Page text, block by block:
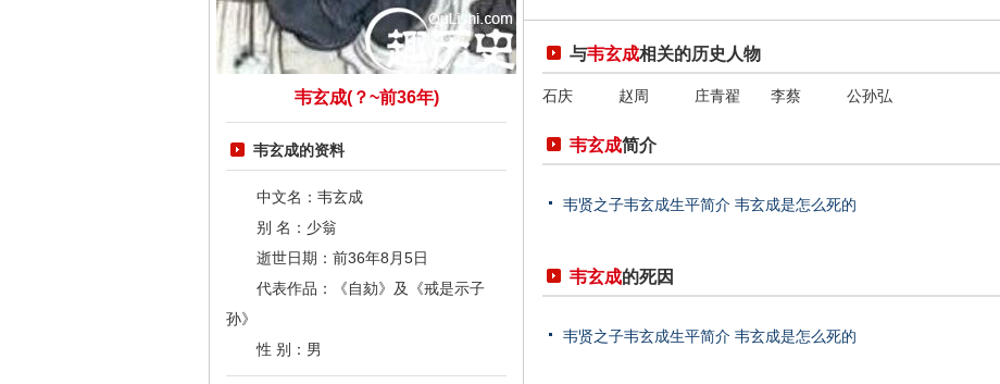
韦玄成(？~前36年)
韦玄成的资料
中文名：韦玄成
别 名：少翁
逝世日期：前36年8月5日
代表作品：《自劾》及《戒是示子
孙》
性 别：男
与韦玄成相关的历史人物
石庆 赵周 庄青翟 李蔡 公孙弘
韦玄成简介
韦贤之子韦玄成生平简介 韦玄成是怎么死的
韦玄成的死因
韦贤之子韦玄成生平简介 韦玄成是怎么死的